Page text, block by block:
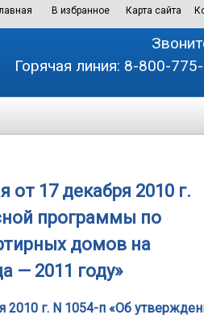
В избранное Карта сайта
Горячая линия: 8-800-
17 декабря 2010 г.
программы по
домов на
— 2011 году»
2010 г. N 1054-п «Об